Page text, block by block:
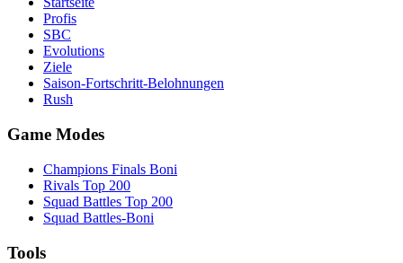
Profis
SBC
Evolutions
Ziele
Saison-Fortschritt-Belohnungen
Rush
Game Modes
Champions Finals Boni
Rivals Top 200
Squad Battles Top 200
Squad Battles-Boni
Tools